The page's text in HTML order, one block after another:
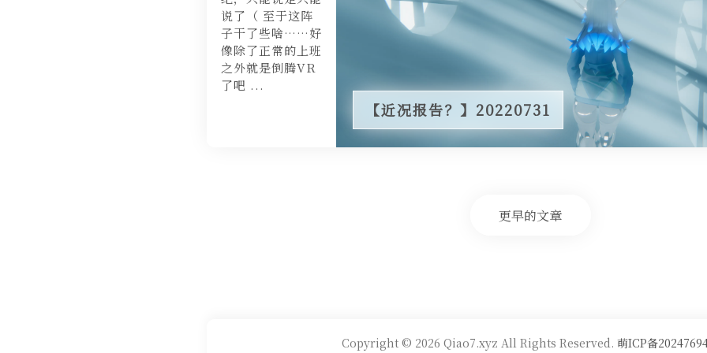
【近况报告？】20220731
说了（ 至于这阵
子干了些啥……好
像除了正常的上班
之外就是倒腾VR
了吧 ...
更早的文章
Copyright © 2026 Qiao7.xyz All Rights Reserved. 萌ICP备